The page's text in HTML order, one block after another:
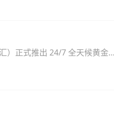
）正式推出 24/7 全天候黄金
交易细则。